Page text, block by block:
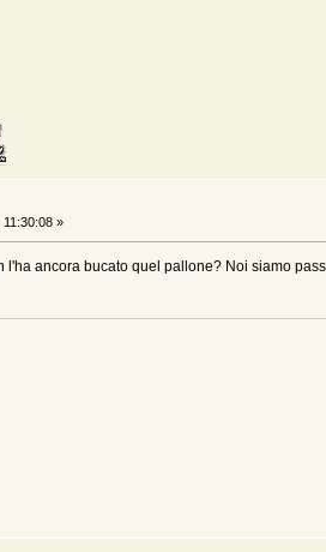
»
l'ha ancora bucato quel pallone? Noi siamo